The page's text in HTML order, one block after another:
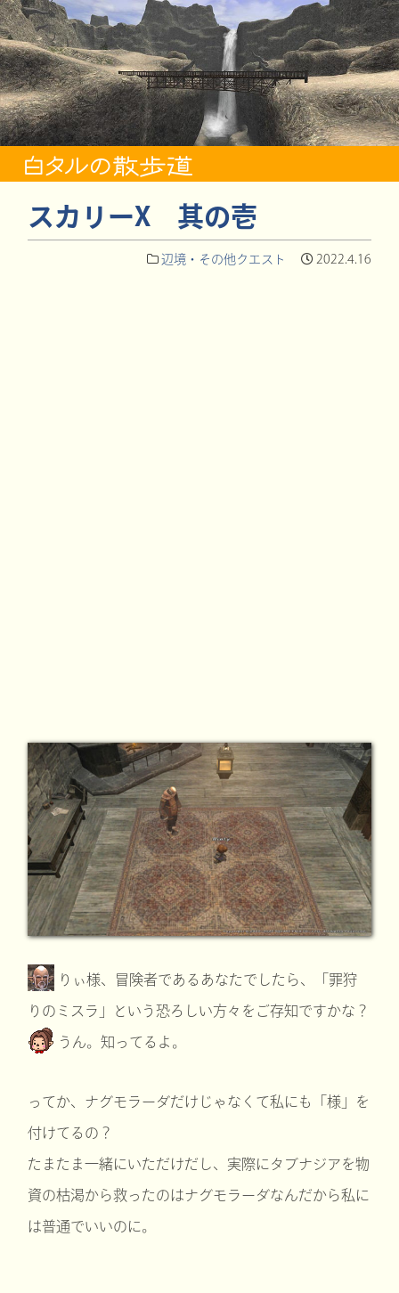
スカリーX 其の壱
辺境・その他クエスト 2022.4.16
りぃ様、冒険者であるあなたでしたら、「罪狩
りのミスラ」という恐ろしい方々をご存知ですかな？
うん。知ってるよ。
ってか、ナグモラーダだけじゃなくて私にも「様」を
付けてるの？
たまたま一緒にいただけだし、実際にタブナジアを物
資の枯渇から救ったのはナグモラーダなんだから私に
は普通でいいのに。